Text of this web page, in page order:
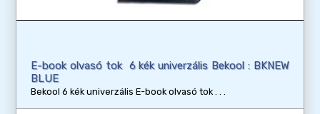
E-book olvasó tok 6 kék univerzális Bekool : BKNEW
BLUE
Bekool 6 kék univerzális E-book olvasó tok